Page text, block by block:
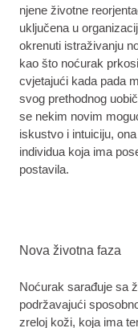
njene životne
uključena u
okrenuti istraživanju
kao što noćurak
cvjetajući kada pada
svog prethodnog
se nekim novim
iskustvo i intuiciju,
individua koja ima
postavila.
Nova životna faza
Noćurak sarađuje sa
podržavajući
zreloj koži, koja ima